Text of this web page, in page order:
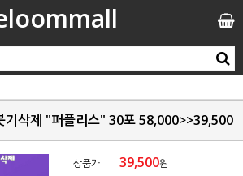
기삭제 "퍼플리스" 30포 58,000>>39,500
상품가 39,500원